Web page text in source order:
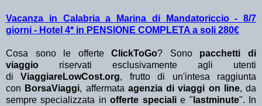
Vacanza in Calabria a Marina di Mandatoriccio - 8/7
giorni - Hotel 4* in PENSIONE COMPLETA a soli 280€
Cosa sono le offerteClickToGo? Sono pacchetti di
viaggio riservati esclusivamente agli utenti
diViaggiareLowCost.org, frutto di un'intesa raggiunta
con BorsaViaggi, affermata agenzia di viaggi on line, da
sempre specializzata in offerte specialie " lastminute". In